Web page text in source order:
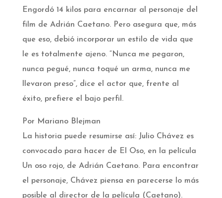
Engordó 14 kilos para encarnar al personaje del
film de Adrián Caetano. Pero asegura que, más
que eso, debió incorporar un estilo de vida que
le es totalmente ajeno. “Nunca me pegaron,
nunca pegué, nunca toqué un arma, nunca me
llevaron preso”, dice el actor que, frente al
éxito, prefiere el bajo perfil.
Por Mariano Blejman
La historia puede resumirse así: Julio Chávez es
convocado para hacer de El Oso, en la película
Un oso rojo, de Adrián Caetano. Para encontrar
el personaje, Chávez piensa en parecerse lo más
posible al director de la película (Caetano).